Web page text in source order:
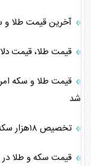
آخرین قیمت طلا و سکه امروز
قیمت طلا، قیمت دلار،
شد
تخصیص ۱۸هزار سکه طلا در حراج بیستم مرکز مبادله
قیمت سکه و طلا در بازار